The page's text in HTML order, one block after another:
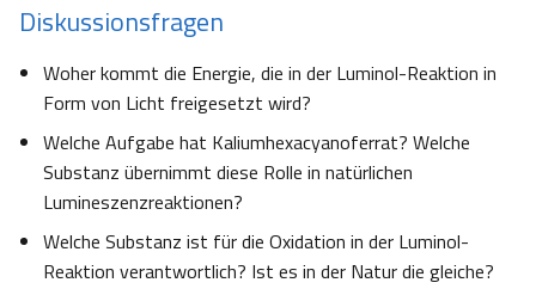
Diskussionsfragen
Woher kommt die Energie, die in der Luminol-Reaktion in
Form von Licht freigesetzt wird?
Welche Aufgabe hat Kaliumhexacyanoferrat? Welche
Substanz übernimmt diese Rolle in natürlichen
Lumineszenzreaktionen?
Welche Substanz ist für die Oxidation in der Luminol-
Reaktion verantwortlich? Ist es in der Natur die gleiche?